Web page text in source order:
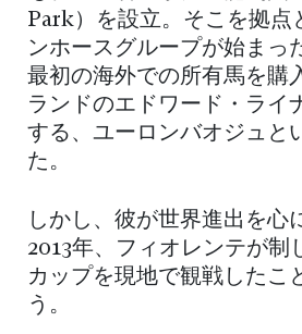
Park）を設立。そこを拠点
ンホースグループが始まっ
最初の海外での所有馬を購
ランドのエドワード・ライ
する、ユーロンバオジュと
た。
しかし、彼が世界進出を心
2013年、フィオレンテが制
カップを現地で観戦したこ
う。